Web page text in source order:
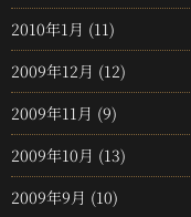
2010年1月 (11)
2009年12月 (12)
2009年11月 (9)
2009年10月 (13)
2009年9月 (10)